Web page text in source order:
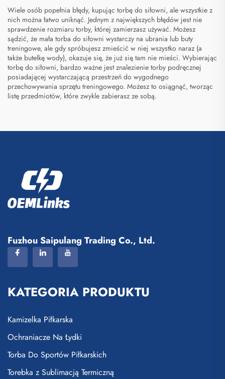
Wiele osób popełnia błędy, kupując torbę do siłowni, ale wszystkie z
nich można łatwo uniknąć. Jednym z największych błędów jest nie
sprawdzenie rozmiaru torby, której zamierzasz używać. Możesz
sądzić, że mała torba do siłowni wystarczy na ubrania lub buty
treningowe, ale gdy spróbujesz zmieścić w niej wszystko naraz (a
także butelkę wody), okazuje się, że już się tam nie mieści. Wybierając
torbę do siłowni, bardzo ważne jest znalezienie torby podręcznej
posiadającej wystarczającą przestrzeń do wygodnego
przechowywania sprzętu treningowego. Możesz to osiągnąć, tworząc
listę przedmiotów, które zwykle zabierasz ze sobą.
Fuzhou Saipulang Trading Co., Ltd.
KATEGORIA PRODUKTU
Kamizelka Piłkarska
Ochraniacze Na Łydki
Torba Do Sportów Piłkarskich
Torebka z Sublimacją Termiczną